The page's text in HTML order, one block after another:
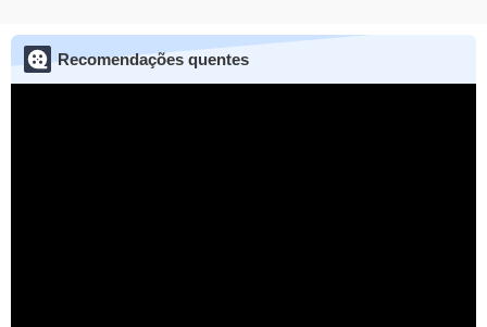
Recomendações quentes